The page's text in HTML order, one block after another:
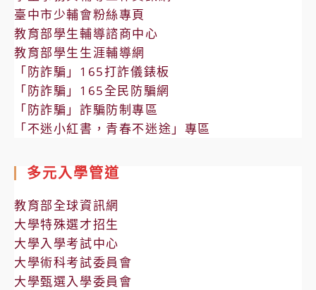
臺中市少輔會粉絲專頁
教育部學生輔導諮商中心
教育部學生生涯輔導網
「防詐騙」165打詐儀錶板
「防詐騙」165全民防騙網
「防詐騙」詐騙防制專區
「不迷小紅書，青春不迷途」專區
多元入學管道
教育部全球資訊網
大學特殊選才招生
大學入學考試中心
大學術科考試委員會
大學甄選入學委員會